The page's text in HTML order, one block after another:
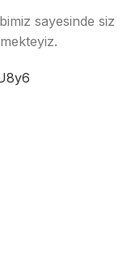
sayesinde siz